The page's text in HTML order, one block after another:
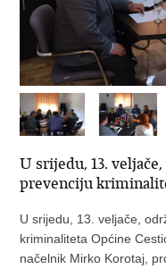
U srijedu, 13.
prevenciju
U srijedu, 13. veljače,
kriminaliteta Općine
načelnik Mirko Korotaj,